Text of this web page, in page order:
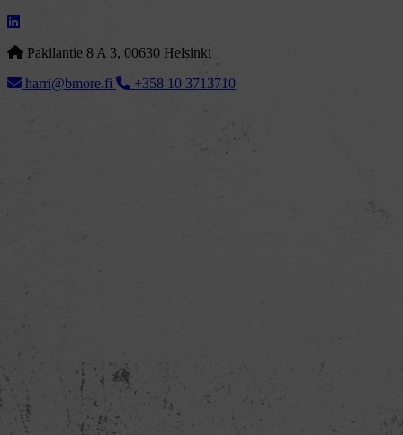
Pakilantie 8 A 3, 00630 Helsinki
harri@bmore.fi
+358 10 3713710